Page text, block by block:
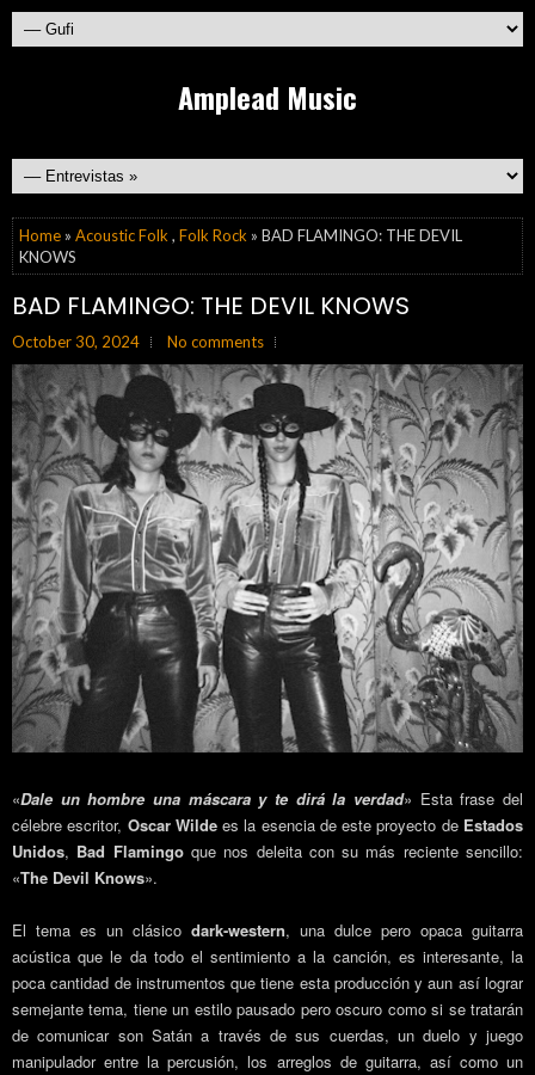
Amplead Music
Home » Acoustic Folk , Folk Rock » BAD FLAMINGO: THE DEVIL
KNOWS
BAD FLAMINGO: THE DEVIL KNOWS
October 30, 2024 No comments
«Dale un hombre una máscara y te dirá la verdad» Esta frase del
célebre escritor, Oscar Wildees la esencia de este proyecto de Estados
Unidos, Bad Flamingoque nos deleita con su más reciente sencillo:
«The Devil Knows».
El tema es un clásico dark-western, una dulce pero opaca guitarra
acústica que le da todo el sentimiento a la canción, es interesante, la
poca cantidad de instrumentos que tiene esta producción y aun así lograr
semejante tema, tiene un estilo pausado pero oscuro como si se tratarán
de comunicar son Satán a través de sus cuerdas, un duelo y juego
manipulador entre la percusión, los arreglos de guitarra, así como un